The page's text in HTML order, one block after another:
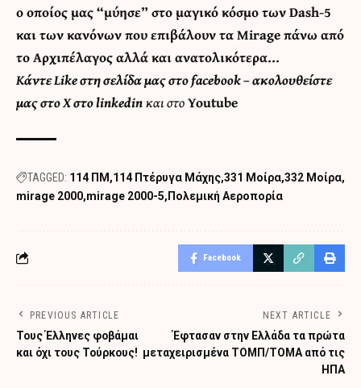
ο οποίος μας “μύησε” στο μαγικό κόσμο των Dash-5
και των κανόνων που επιβάλουν τα Mirage πάνω από
το Αρχιπέλαγος αλλά και ανατολικότερα…
ΚάντεLike στη σελίδα μας στο facebook– ακολουθείστε
μας στοXστοlinkedinκαι στοYoutube
TAGGED: 114 ΠΜ 114 Πτέρυγα Μάχης 331 Μοίρα 332 Μοίρα
mirage 2000 mirage 2000-5 Πολεμική Αεροπορία
Facebook
PREVIOUS ARTICLE
Τους Έλληνες φοβάμαι
και όχι τους Τούρκους!
NEXT ARTICLE
Έφτασαν στην Ελλάδα τα πρώτα
μεταχειρισμένα ΤΟΜΠ/ΤΟΜΑ από τις
ΗΠΑ